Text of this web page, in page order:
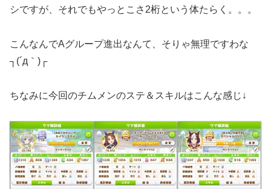
シですが、それでもやっとこさ2桁という体たらく。。。
こんなんでAグループ進出なんて、そりゃ無理ですわな
┐(´д｀)┌
ちなみに今回のチムメンのステ＆スキルはこんな感じ↓